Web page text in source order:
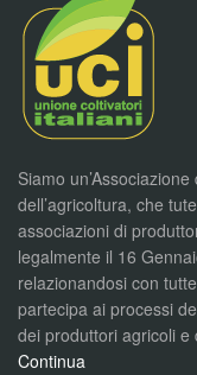
Siamo
dell’agricoltura, che
associazioni di
legalmente il 16
relazionandosi con
partecipa ai processi
dei produttori agricoli
Continua